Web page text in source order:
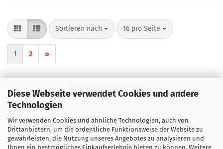
Diese Webseite verwendet Cookies und andere
Technologien
Wir verwenden Cookies und ähnliche Technologien, auch von
Drittanbietern, um die ordentliche Funktionsweise der Website zu
gewährleisten, die Nutzung unseres Angebotes zu analysieren und
Ihnen ein bestmögliches Einkaufserlebnis bieten zu können. Weitere
Sortieren nach
Sortieren nach 16 pro Seite
pro Seite
1 2 »